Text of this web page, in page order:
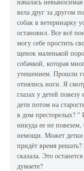
вела друг за другом
собак в ветеринарку
остановил. Все всё
могу себе простить
щенок маленькой
собачкой, которая
утешением. Прошли
отнялись ноги. Я
глазах у детей
дети потом на
в дом престорелых? "
никуда ее не повезем,
немощи. Может детки
придёт время
сказала. Это
думаете?